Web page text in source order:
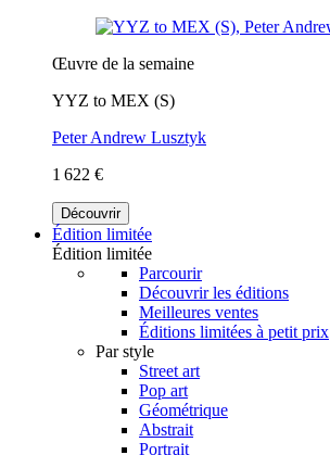
Œuvre de la semaine
YYZ to MEX (S)
Peter Andrew Lusztyk
1 622 €
Découvrir
Édition limitée
Édition limitée
Parcourir
Découvrir les éditions
Meilleures ventes
Éditions limitées à petit prix
Par style
Street art
Pop art
Géométrique
Abstrait
Portrait